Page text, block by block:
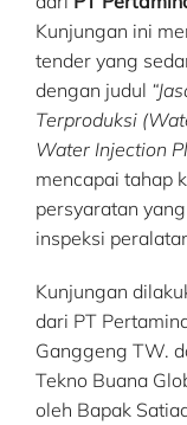
Kunjungan ini
tender yang
dengan judul
Terproduksi
Water Injection
mencapai tahap
persyaratan
inspeksi
Kunjungan
dari PT
Ganggeng TW.
Tekno Buana
oleh Bapak